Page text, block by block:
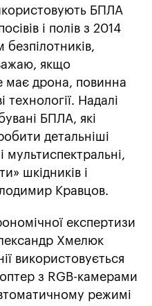
БПЛА
і полів з 2014
безпілотників,
якщо
має дрона, повинна
технології. Надалі
БПЛА, які
детальніші
мультиспектральні,
шкідників і
Кравцов.
експертизи
Хмелюк
використовується
з RGB-камерами
режимі